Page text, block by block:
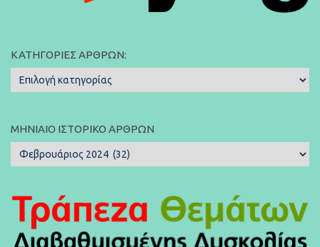
ΚΑΤΗΓΟΡΊΕΣ ΆΡΘΡΩΝ:
Κατηγορίες
Άρθρων:
ΜΗΝΙΑΊΟ ΙΣΤΟΡΙΚΌ ΆΡΘΡΩΝ
Μηνιαίο
Ιστορικό